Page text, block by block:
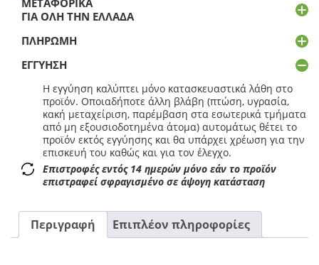
ΜΕΤΑΦΟΡΙΚΆ
ΓΙΑ ΌΛΗ ΤΗΝ ΕΛΛΆΔΑ
ΠΛΗΡΩΜΉ
ΕΓΓΎΗΣΗ
Η εγγύηση καλύπτει μόνο κατασκευαστικά λάθη στο
προϊόν. Οποιαδήποτε άλλη βλάβη (πτώση, υγρασία,
κακή μεταχείριση, παρέμβαση στα εσωτερικά τμήματα
από μη εξουσιοδοτημένα άτομα) αυτομάτως θέτει το
προϊόν εκτός εγγύησης και θα υπάρχει χρέωση για την
επισκευή του καθώς και για τον έλεγχο.
Επιστροφές εντός 14 ημερών μόνο εάν το προϊόν
επιστραφεί σφραγισμένο σε άψογη κατάσταση
Περιγραφή Επιπλέον πληροφορίες